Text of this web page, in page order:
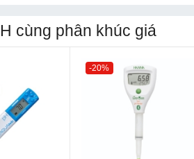
cùng phân khúc giá
-20%